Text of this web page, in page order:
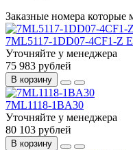
Заказные номера которые
7ML5117-1DD07-4CF1-Z
Уточняйте у менеджера
75 983 рублей
В корзину
7ML1118-1BA30
Уточняйте у менеджера
80 103 рублей
В корзину